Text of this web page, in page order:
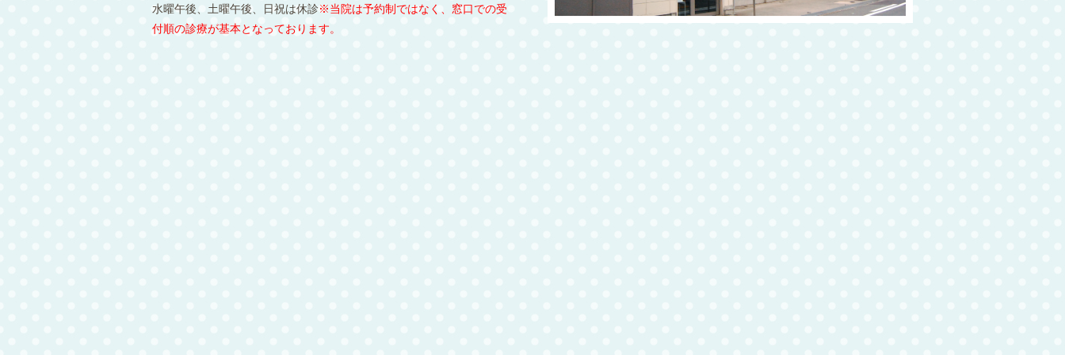
水曜午後、土曜午後、日祝は休診※当院は予約制ではなく、窓口での受
付順の診療が基本となっております。